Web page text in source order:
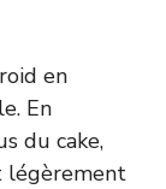
en
En
du cake,
légèrement